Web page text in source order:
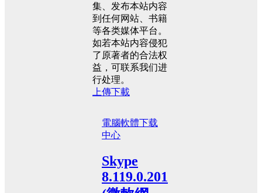
集、发布本站内容
到任何网站、书籍
等各类媒体平台。
如若本站内容侵犯
了原著者的合法权
益，可联系我们进
行处理。
上傳下載
電腦軟體下载
中心
Skype
8.119.0.201